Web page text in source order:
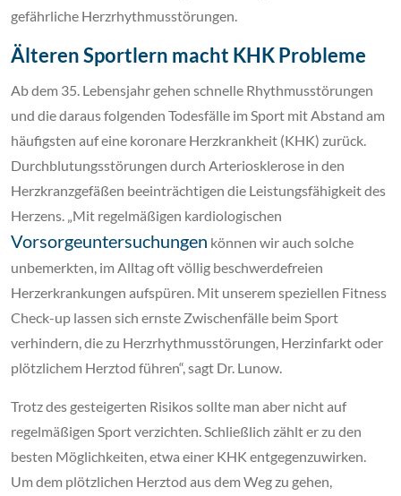
gefährliche Herzrhythmusstörungen.
Älteren Sportlern macht KHK Probleme
Ab dem 35. Lebensjahr gehen schnelle Rhythmusstörungen
und die daraus folgenden Todesfälle im Sport mit Abstand am
häufigsten auf eine koronare Herzkrankheit (KHK) zurück.
Durchblutungsstörungen durch Arteriosklerose in den
Herzkranzgefäßen beeinträchtigen die Leistungsfähigkeit des
Herzens. „Mit regelmäßigen kardiologischen
Vorsorgeuntersuchungen können wir auch solche
unbemerkten, im Alltag oft völlig beschwerdefreien
Herzerkrankungen aufspüren. Mit unserem speziellen Fitness
Check-up lassen sich ernste Zwischenfälle beim Sport
verhindern, die zu Herzrhythmusstörungen, Herzinfarkt oder
plötzlichem Herztod führen“, sagt Dr. Lunow.
Trotz des gesteigerten Risikos sollte man aber nicht auf
regelmäßigen Sport verzichten. Schließlich zählt er zu den
besten Möglichkeiten, etwa einer KHK entgegenzuwirken.
Um dem plötzlichen Herztod aus dem Weg zu gehen,